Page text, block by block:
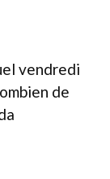
vendredi
de